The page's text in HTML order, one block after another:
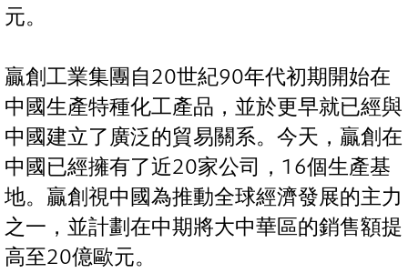
元。
贏創工業集團自20世紀90年代初期開始在
中國生產特種化工產品，並於更早就已經與
中國建立了廣泛的貿易關系。今天，贏創在
中國已經擁有了近20家公司，16個生產基
地。贏創視中國為推動全球經濟發展的主力
之一，並計劃在中期將大中華區的銷售額提
高至20億歐元。